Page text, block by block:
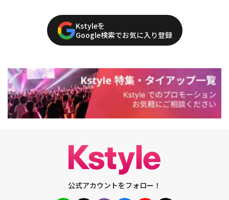
Kstyleを
Google検索でお気に入り登録
公式アカウントをフォロー！